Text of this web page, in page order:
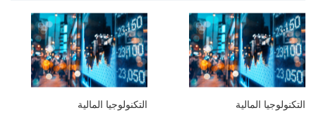
التكنولوجيا المالية التكنولوجيا المالية